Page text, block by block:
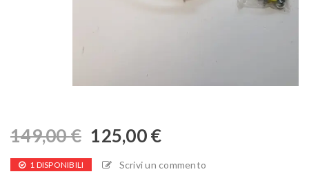
149,00€ 125,00€
1 DISPONIBILI Scrivi un commento